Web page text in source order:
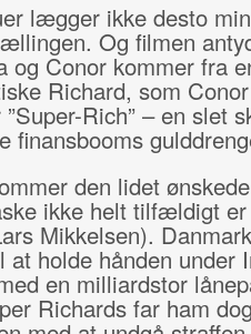
lægger ikke desto
Og filmen
og Conor kommer fra
Richard, som Conor
Rich” – en slet
finansbooms
den lidet
ikke helt tilfældigt
Mikkelsen).
holde hånden under
en milliardstor
Richards far ham